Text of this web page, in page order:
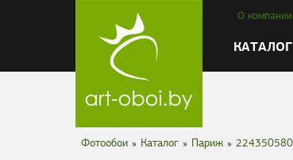
О компании
КАТАЛОГ
Фотообои » Каталог » Париж » 224350580